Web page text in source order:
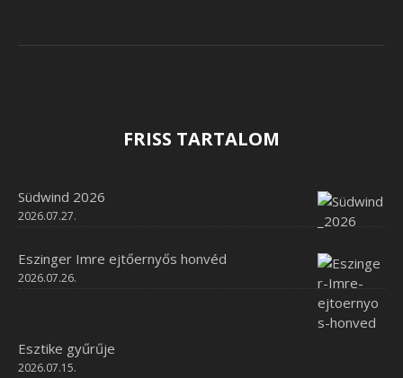
FRISS TARTALOM
Südwind 2026
2026.07.27.
Eszinger Imre ejtőernyős honvéd
2026.07.26.
Esztike gyűrűje
2026.07.15.